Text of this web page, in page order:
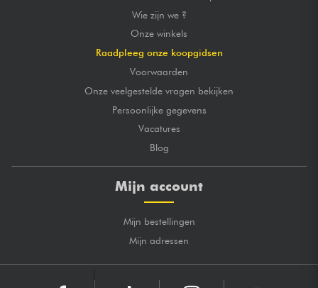
Wie zijn we ?
Onze winkels
Raadpleeg onze koopgidsen
Voorwaarden
Onze veelgestelde vragen bekijken
Persoonlijke gegevens
Vacatures
Blog
Mijn account
Mijn bestellingen
Mijn adressen